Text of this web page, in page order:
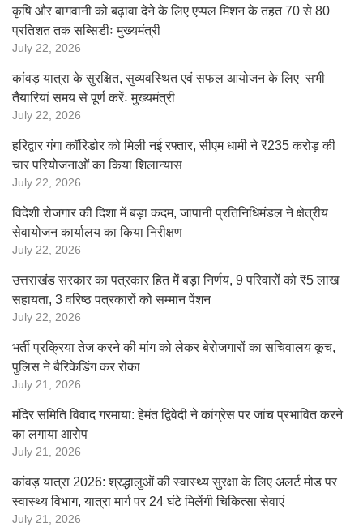
कृषि और बागवानी को बढ़ावा देने के लिए एप्पल मिशन के तहत 70 से 80
प्रतिशत तक सब्सिडीः मुख्यमंत्री
July 22, 2026
कांवड़ यात्रा के सुरक्षित, सुव्यवस्थित एवं सफल आयोजन के लिए सभी
तैयारियां समय से पूर्ण करेंः मुख्यमंत्री
July 22, 2026
हरिद्वार गंगा कॉरिडोर को मिली नई रफ्तार, सीएम धामी ने ₹235 करोड़ की
चार परियोजनाओं का किया शिलान्यास
July 22, 2026
विदेशी रोजगार की दिशा में बड़ा कदम, जापानी प्रतिनिधिमंडल ने क्षेत्रीय
सेवायोजन कार्यालय का किया निरीक्षण
July 22, 2026
उत्तराखंड सरकार का पत्रकार हित में बड़ा निर्णय, 9 परिवारों को ₹5 लाख
सहायता, 3 वरिष्ठ पत्रकारों को सम्मान पेंशन
July 22, 2026
भर्ती प्रक्रिया तेज करने की मांग को लेकर बेरोजगारों का सचिवालय कूच,
पुलिस ने बैरिकेडिंग कर रोका
July 21, 2026
मंदिर समिति विवाद गरमाया: हेमंत द्विवेदी ने कांग्रेस पर जांच प्रभावित करने
का लगाया आरोप
July 21, 2026
कांवड़ यात्रा 2026: श्रद्धालुओं की स्वास्थ्य सुरक्षा के लिए अलर्ट मोड पर
स्वास्थ्य विभाग, यात्रा मार्ग पर 24 घंटे मिलेंगी चिकित्सा सेवाएं
July 21, 2026